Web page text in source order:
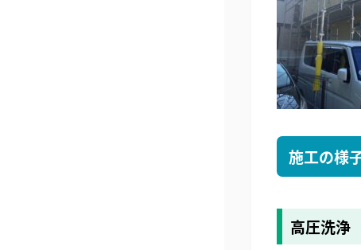
施工の様
高圧洗浄